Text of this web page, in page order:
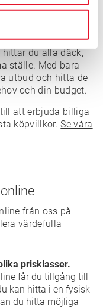
kan du köpa
som gör att du
hittar du alla däck,
ställe. Med bara
utbud och hitta de
och din budget.
att erbjuda billiga
köpvillkor.Se våra
från oss på
värdefulla
prisklasser.
får du tillgång till
kan hitta i en fysisk
du hitta möjliga